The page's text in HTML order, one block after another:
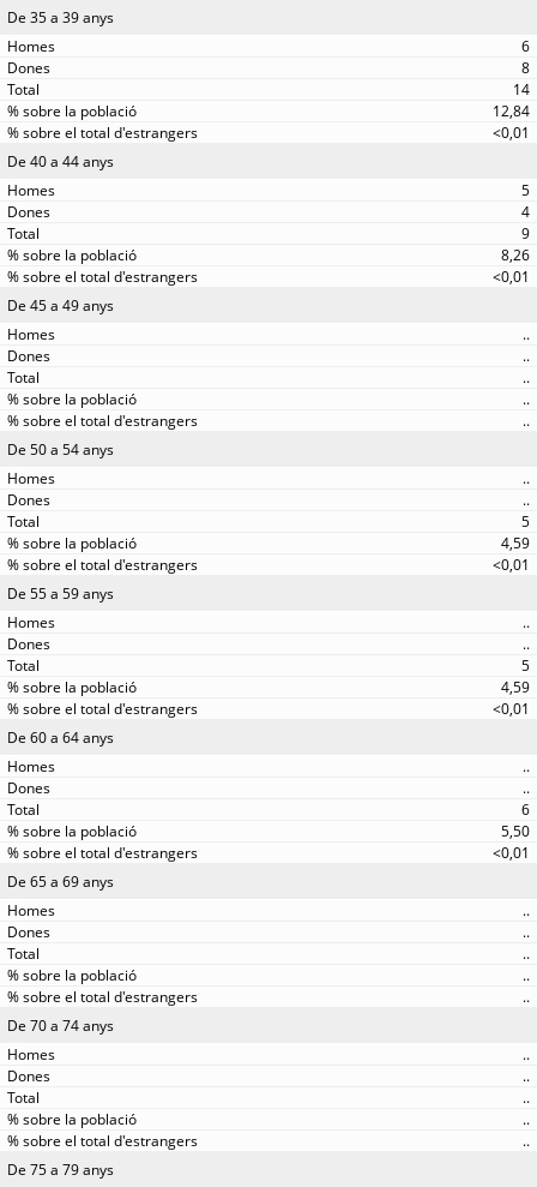
De 35 a 39 anys
6
8
14
12,84
<0,01
De 40 a 44 anys
5
4
9
8,26
<0,01
De 45 a 49 anys
..
..
..
..
..
De 50 a 54 anys
..
..
5
4,59
<0,01
De 55 a 59 anys
..
..
5
4,59
<0,01
De 60 a 64 anys
..
..
6
5,50
<0,01
De 65 a 69 anys
..
..
..
..
..
De 70 a 74 anys
..
..
..
..
..
De 75 a 79 anys